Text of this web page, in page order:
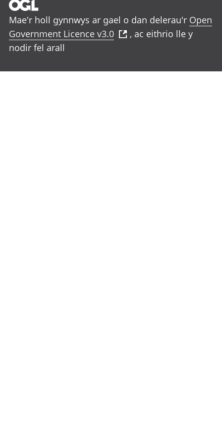
Mae'r holl gynnwys ar gael o dan delerau'r Open
Government Licence v3.0
, ac eithrio lle y
nodir fel arall